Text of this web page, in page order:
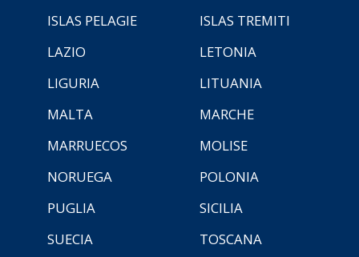
ISLAS PELAGIE
ISLAS TREMITI
LAZIO
LETONIA
LIGURIA
LITUANIA
MALTA
MARCHE
MARRUECOS
MOLISE
NORUEGA
POLONIA
PUGLIA
SICILIA
SUECIA
TOSCANA